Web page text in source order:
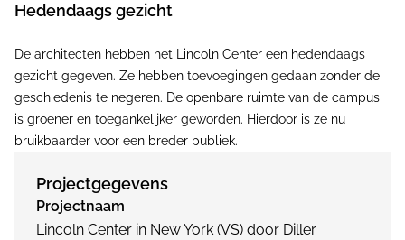
Hedendaags gezicht
De architecten hebben het Lincoln Center een hedendaags
gezicht gegeven. Ze hebben toevoegingen gedaan zonder de
geschiedenis te negeren. De openbare ruimte van de campus
is groener en toegankelijker geworden. Hierdoor is ze nu
bruikbaarder voor een breder publiek.
Projectgegevens
Projectnaam
Lincoln Center in New York (VS) door Diller